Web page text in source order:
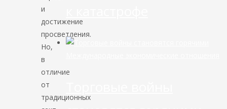
и
достижение
просветления.
Но,
в
отличие
от
традиционных